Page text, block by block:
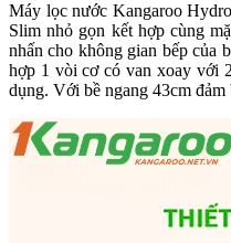
Máy lọc nước Kangaroo
Slim nhỏ gọn kết hợp cùng
nhấn cho không gian bếp của
hợp 1 vòi cơ có van xoay với
dụng. Với bề ngang 43cm đảm